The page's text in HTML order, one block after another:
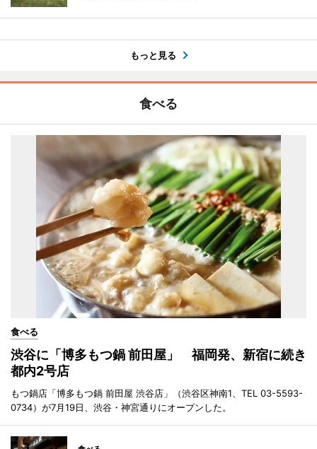
もっと見る
食べる
食べる
渋谷に「博多もつ鍋 前田屋」 福岡発、新宿に続き
都内2号店
もつ鍋店「博多もつ鍋 前田屋 渋谷店」（渋谷区神南1、TEL 03-5593-
0734）が7月19日、渋谷・神宮通りにオープンした。